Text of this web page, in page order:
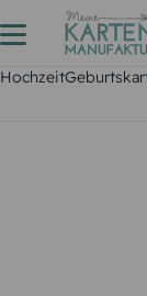
Hochzeit